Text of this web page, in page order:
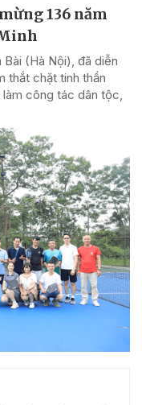
136 năm
Bài (Hà Nội), đã diễn
thắt chặt tinh thần
công tác dân tộc,